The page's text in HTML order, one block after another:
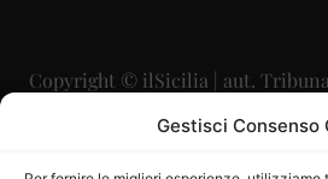
Gestisci Consenso
Copyright © ilSicilia | aut.
29/09/2015